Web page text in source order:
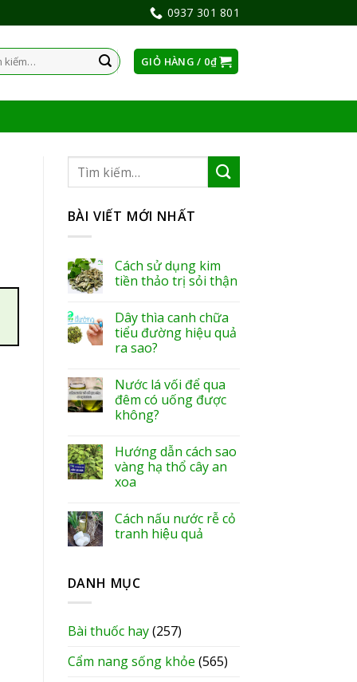
0937 301 801
GIỎ HÀNG / 0₫
BÀI VIẾT MỚI NHẤT
Cách sử dụng kim
tiền thảo trị sỏi thận
Dây thìa canh chữa
tiểu đường hiệu quả
ra sao?
Nước lá vối để qua
đêm có uống được
không?
Hướng dẫn cách sao
vàng hạ thổ cây an
xoa
Cách nấu nước rễ cỏ
tranh hiệu quả
DANH MỤC
Bài thuốc hay(257)
Cẩm nang sống khỏe (565)